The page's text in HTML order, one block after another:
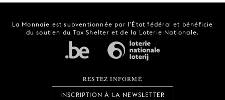
La Monnaie est subventionnée par l'État fédéral et bénéficie
du soutien du Tax Shelter et de la Loterie Nationale.
RESTEZ INFORMÉ
INSCRIPTION À LA NEWSLETTER